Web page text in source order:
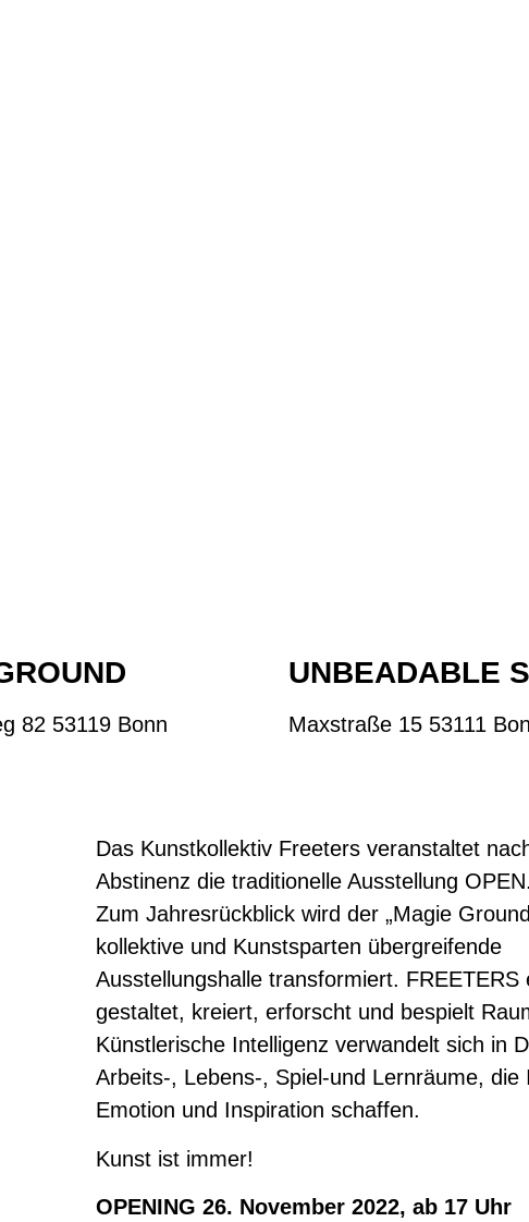
82 53119 Bonn
UNBEADABLE
Maxstraße 15 53111
Das Kunstkollektiv Freeters veranstaltet
Abstinenz die traditionelle Ausstellung OPEN.
Zum Jahresrückblick wird der „Magie
kollektive und Kunstsparten übergreifende
Ausstellungshalle transformiert. FREETERS
gestaltet, kreiert, erforscht und bespielt
Künstlerische Intelligenz verwandelt sich in
Arbeits-, Lebens-, Spiel-und Lernräume, die
Emotion und Inspiration schaffen.
Kunst ist immer!
OPENING 26. November 2022, ab 17 Uhr